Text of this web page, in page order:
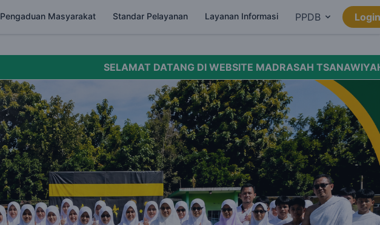
Pengaduan Masyarakat Standar Pelayanan Layanan Informasi PPDB Login
SELAMAT DATANG DI WEBSITE MADRASAH TSANAWIYAH NEGERI 6